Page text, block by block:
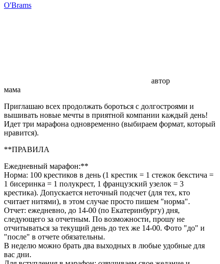
O'Brams
автор
мама
Приглашаю всех продолжать бороться с долгостроями и
вышивать новые мечты в приятной компании каждый день!
Идет три марафона одновременно (выбираем формат, который
нравится).
**ПРАВИЛА
Ежедневный марафон:**
Норма: 100 крестиков в день (1 крестик = 1 стежок бекстича =
1 бисеринка = 1 полукрест, 1 французский узелок = 3
крестика). Допускается неточный подсчет (для тех, кто
считает нитями), в этом случае просто пишем "норма".
Отчет: ежедневно, до 14-00 (по Екатеринбургу) дня,
следующего за отчетным. По возможности, прошу не
отчитываться за текущий день до тех же 14-00. Фото "до" и
"после" в отчете обязательны.
В неделю можно брать два выходных в любые удобные для
вас дни.